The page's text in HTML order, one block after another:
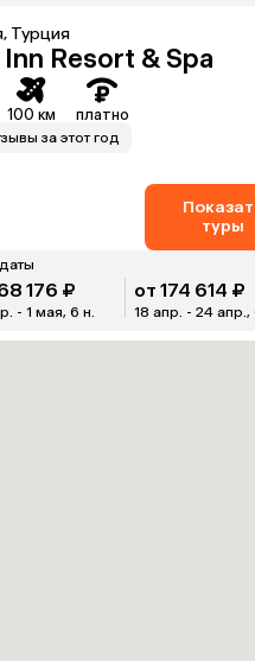
Турция
Resort & Spa
100 км платно
за этот год
туры
176 ₽
- 1 мая, 6 н.
от 174 614 ₽
18 апр. - 24 апр.,